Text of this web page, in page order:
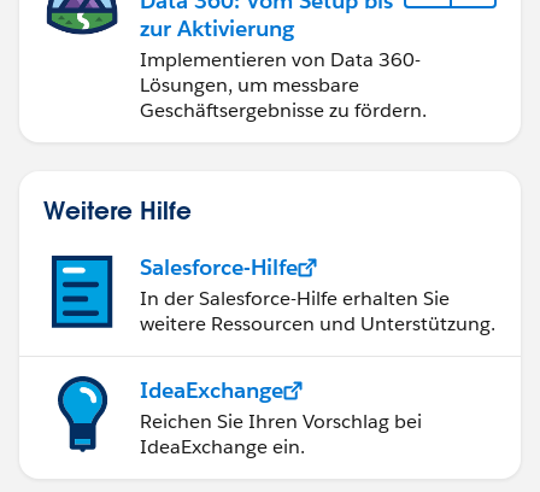
zur Aktivierung
Implementieren von Data 360-
Lösungen, um messbare
Geschäftsergebnisse zu fördern.
Weitere Hilfe
Salesforce-Hilfe
In der Salesforce-Hilfe erhalten Sie
weitere Ressourcen und Unterstützung.
IdeaExchange
Reichen Sie Ihren Vorschlag bei
IdeaExchange ein.